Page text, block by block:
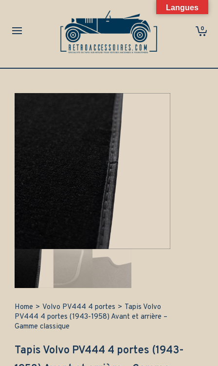
0
Home > Volvo PV444 4 portes > Tapis Volvo
PV444 4 portes (1943-1958) Avant et arrière –
Gamme classique
Tapis Volvo PV444 4 portes (1943-
Langues